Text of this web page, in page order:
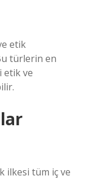
etik
türlerin en
etik ve
ilkesi tüm iç ve